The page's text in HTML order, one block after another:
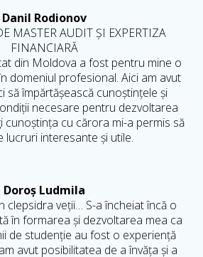
Danil Rodionov
MASTER AUDIT ȘI EXPERTIZA
FINANCIARĂ
din Moldova a fost pentru mine o
domeniul profesional. Aici am avut
să împărtășească cunoștințele și
necesare pentru dezvoltarea
cunoștința cu cărora mi-a permis să
lucruri interesante și utile.
Doroș Ludmila
clepsidra veții… S-a încheiat încă o
în formarea și dezvoltarea mea ca
de studenție au fost o experiență
avut posibilitatea de a învăța și a